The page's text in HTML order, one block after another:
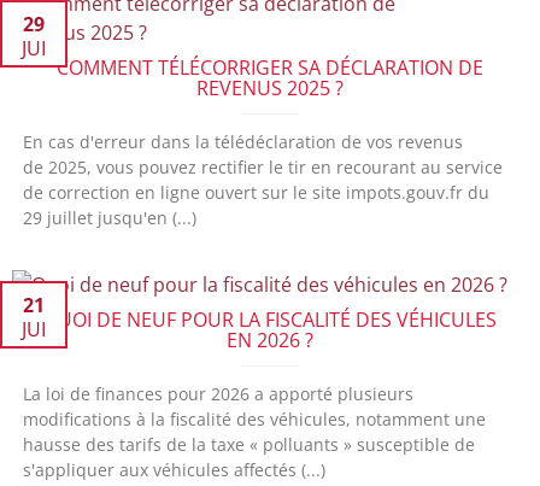
COMMENT TÉLÉCORRIGER SA DÉCLARATION DE
REVENUS 2025 ?
29
JUI
En cas d'erreur dans la télédéclaration de vos revenus
de 2025, vous pouvez rectifier le tir en recourant au service
de correction en ligne ouvert sur le site impots.gouv.fr du
29 juillet jusqu'en (...)
QUOI DE NEUF POUR LA FISCALITÉ DES VÉHICULES
EN 2026 ?
21
JUI
La loi de finances pour 2026 a apporté plusieurs
modifications à la fiscalité des véhicules, notamment une
hausse des tarifs de la taxe « polluants » susceptible de
s'appliquer aux véhicules affectés (...)